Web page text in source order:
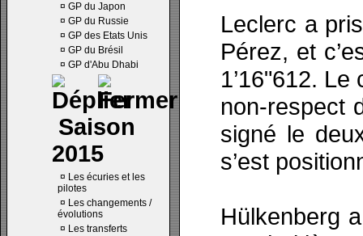
¤ GP du Japon
¤ GP du Russie
¤ GP des Etats Unis
¤ GP du Brésil
¤ GP d'Abu Dhabi
Saison
2015
¤ Les écuries et les
pilotes
¤ Les changements /
évolutions
¤ Les transferts
Leclerc a
Pérez, et
1’16"612.
non-respect
signé le
s’est
Hülkenberg